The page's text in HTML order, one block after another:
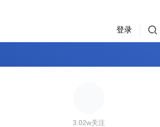
登录
3.02w关注